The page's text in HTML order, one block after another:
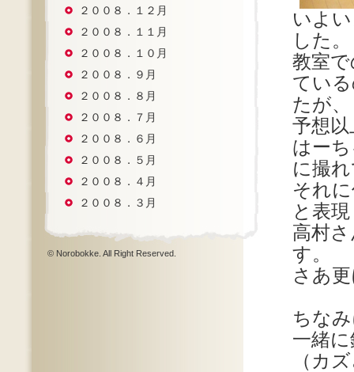
２００８．１２月
２００８．１１月
２００８．１０月
２００８．９月
２００８．８月
２００８．７月
２００８．６月
２００８．５月
２００８．４月
２００８．３月
© Norobokke. All Right Reserved.
いよ
した。
教室
てい
たが、
予想
はー
に撮
それ
と表
高村
す。
さあ
ちな
一緒
（カ